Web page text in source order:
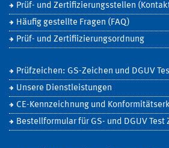
Prüf- und Zertifizierungsstellen
Häufig gestellte Fragen (FAQ)
Prüf- und Zertifiizierungsordnung
Prüfzeichen: GS-Zeichen und DGUV
Unsere Dienstleistungen
CE-Kennzeichnung und
Bestellformular für GS- und DGUV Test